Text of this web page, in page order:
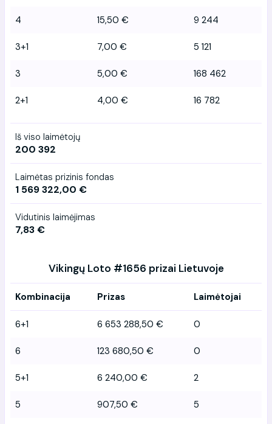
4 15,50 € 9 244
3+1 7,00 € 5 121
3 5,00 € 168 462
2+1 4,00 € 16 782
Iš viso laimėtojų
200 392
Laimėtas prizinis fondas
1 569 322,00 €
Vidutinis laimėjimas
7,83 €
Vikingų Loto #1656 prizai Lietuvoje
Kombinacija Prizas Laimėtojai
6+1 6 653 288,50 € 0
6 123 680,50 € 0
5+1 6 240,00 € 2
5 907,50 € 5